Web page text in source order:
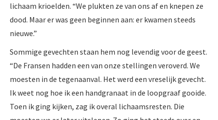
lichaam krioelden. “We plukten ze van ons af en knepen ze
dood. Maar er was geen beginnen aan: er kwamen steeds
nieuwe.”
Sommige gevechten staan hem nog levendig voor de geest.
“De Fransen hadden een van onze stellingen veroverd. We
moesten in de tegenaanval. Het werd een vreselijk gevecht.
Ik weet nog hoe ik een handgranaat in de loopgraaf gooide.
Toen ik ging kijken, zag ik overal lichaamsresten. Die